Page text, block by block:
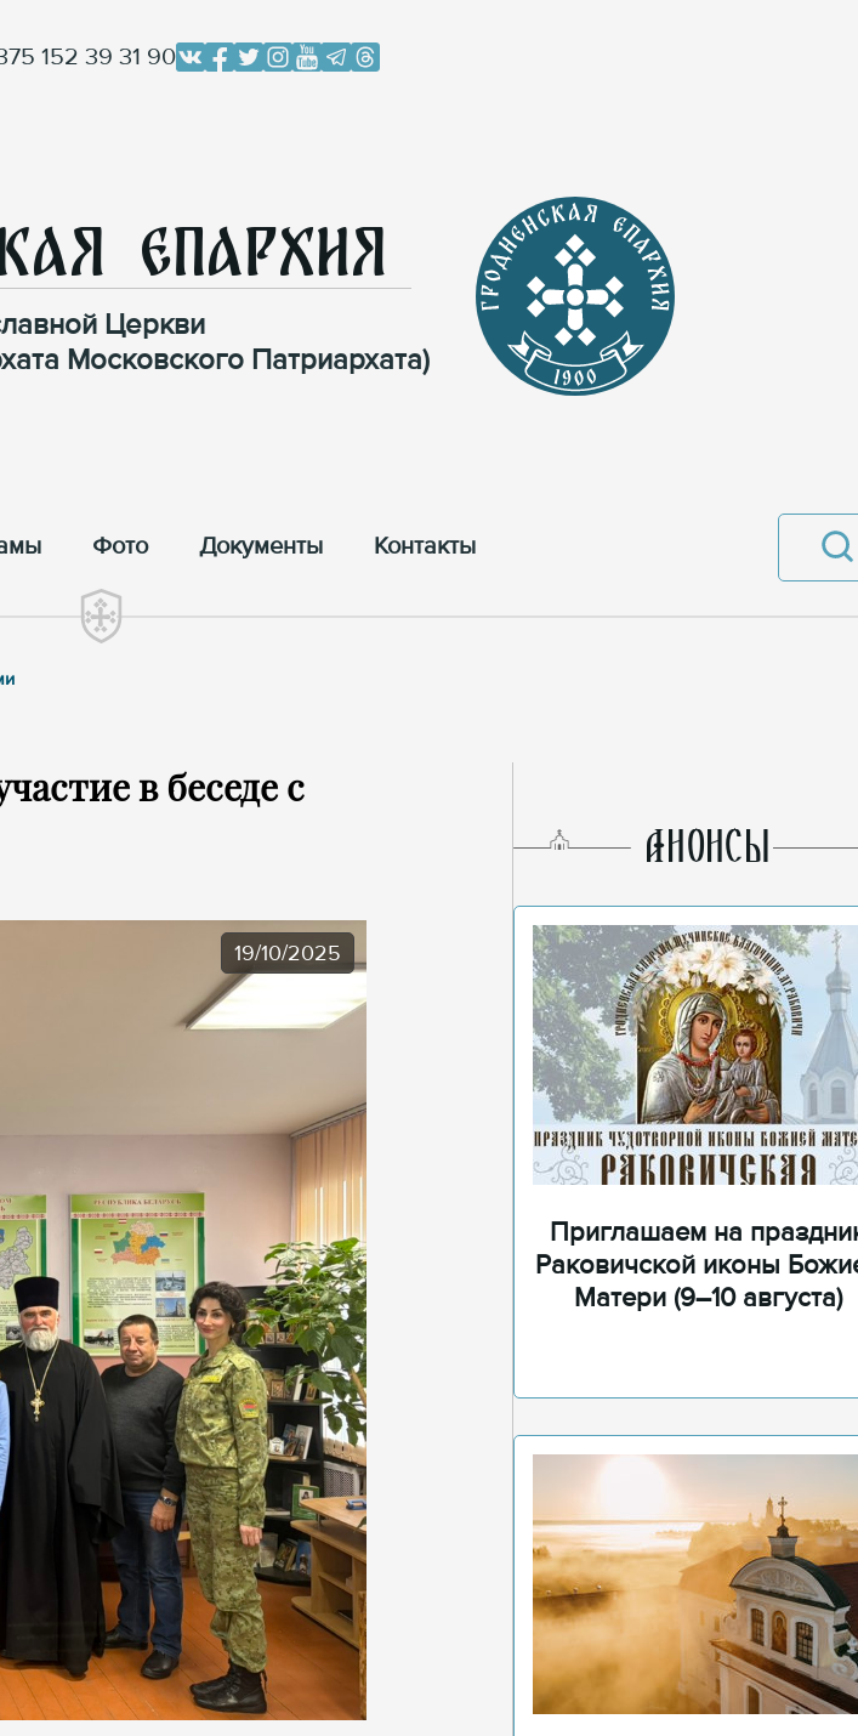
152 39 31 90
Епархия
Церкви
Московского Патриархата)
Фото Документы Контакты
в беседе с
19/10/2025
AНОНСЫ
Приглашаем на
Раковичской иконы
Матери (9–10 августа)